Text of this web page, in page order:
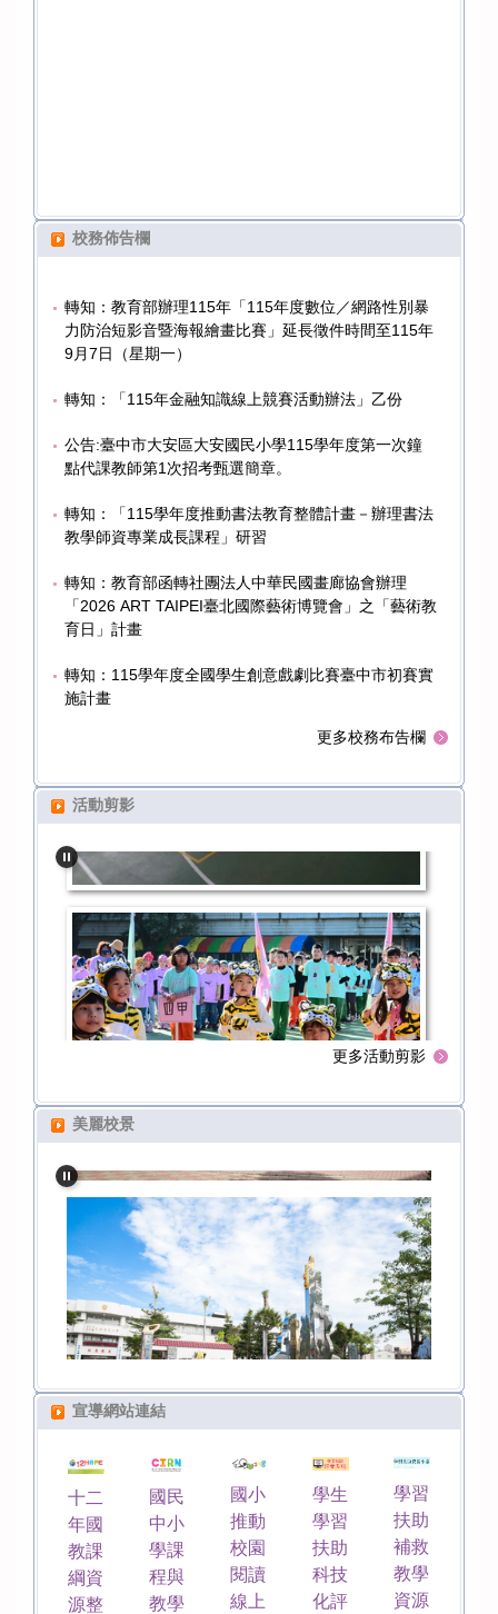
校務佈告欄
轉知：教育部辦理115年「115年度數位／網路性別暴
力防治短影音暨海報繪畫比賽」延長徵件時間至115年
9月7日（星期一）
轉知：「115年金融知識線上競賽活動辦法」乙份
公告:臺中市大安區大安國民小學115學年度第一次鐘
點代課教師第1次招考甄選簡章。
轉知：「115學年度推動書法教育整體計畫－辦理書法
教學師資專業成長課程」研習
轉知：教育部函轉社團法人中華民國畫廊協會辦理
「2026 ART TAIPEI臺北國際藝術博覽會」之「藝術教
育日」計畫
轉知：115學年度全國學生創意戲劇比賽臺中市初賽實
施計畫
更多校務布告欄
活動剪影
更多活動剪影
美麗校景
宣導網站連結
十二
年國
教課
綱資
源整
國民
中小
學課
程與
教學
國小
推動
校園
閱讀
線上
學生
學習
扶助
科技
化評
學習
扶助
補救
教學
資源